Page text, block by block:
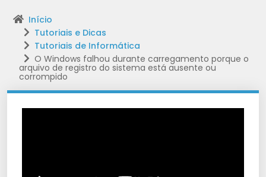
Início
Tutoriais e Dicas
Tutoriais de Informática
O Windows falhou durante carregamento porque o
arquivo de registro do sistema está ausente ou
corrompido